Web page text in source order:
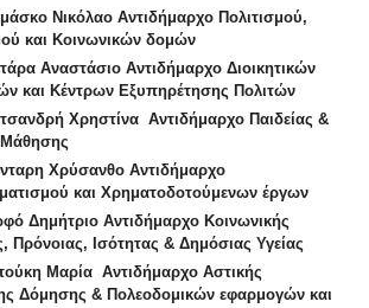
Νικόλαο Αντιδήμαρχο Πολιτισμού,
και Κοινωνικών δομών
Αναστάσιο Αντιδήμαρχο Διοικητικών
και Κέντρων Εξυπηρέτησης Πολιτών
Χρηστίνα Αντιδήμαρχο Παιδείας &
Μάθησης
Χρύσανθο Αντιδήμαρχο
και Χρηματοδοτούμενων έργων
Δημήτριο Αντιδήμαρχο Κοινωνικής
Πρόνοιας, Ισότητας & Δημόσιας Υγείας
Μαρία Αντιδήμαρχο Αστικής
Δόμησης & Πολεοδομικών εφαρμογών και